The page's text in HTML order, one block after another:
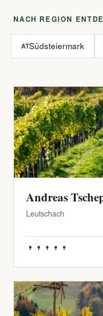
NACH REGION
ATSüdsteiermark
Andreas
Leutschach